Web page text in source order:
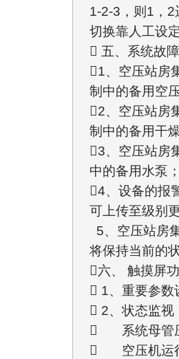
1-2-3，则1，
切换靠人工设
 五、系统故
1、空压站房
制中的备用空
2、空压站房
制中的备用干
3、空压站房
中的备用水泵
4、设备的报
可上传至级别
5、空压站房
将保持当前的
六、 触摸屏
 1、重要参数
 2、状态监视
 系统母管
 空压机运